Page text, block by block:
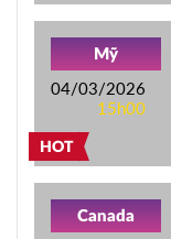
HOT
Mỹ
04/03/2026
15h00
Canada